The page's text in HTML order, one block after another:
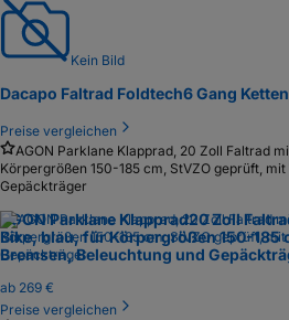
Kein Bild
Dacapo Faltrad Foldtech6 Gang
Preise vergleichen
AGON Parklane Klapprad, 20 Zoll Faltrad
Körpergrößen 150-185 cm, StVZO geprüft,
Gepäckträger
AGON Parklane Klapprad20 Zoll
Bike, blau, für Körpergrößen 150-185
Bremsen, Beleuchtung und
ab 269 €
Preise vergleichen